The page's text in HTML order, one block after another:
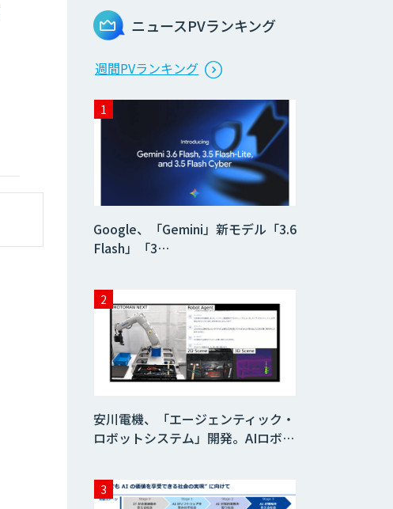
Cabinet
AI/DX研修
AIコール
ログミーツ
powered by
GPT-4
Microcosm×AIエ
レミスのAI導入支
援サービス
ブートキャンプ
ニュースPVランキング
週間PVランキング
Google、「Gemini」新モデル「3.6
Flash」「3…
安川電機、「エージェンティック・
ロボットシステム」開発。AIロボ…